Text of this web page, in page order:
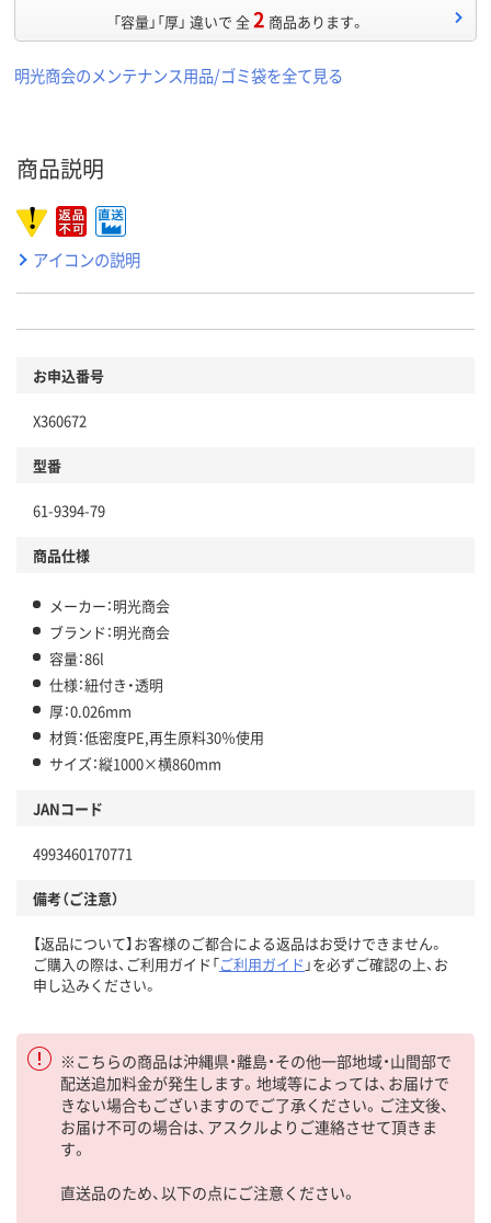
「容量」「厚」 違いで 全2 商品あります。
明光商会のメンテナンス用品/ゴミ袋を全て見る
商品説明
アイコンの説明
お申込番号
X360672
型番
61-9394-79
商品仕様
メーカー：明光商会
ブランド：明光商会
容量：86l
仕様：紐付き・透明
厚：0.026mm
材質：低密度PE,再生原料30％使用
サイズ：縦1000×横860mm
JANコード
4993460170771
備考（ご注意）
【返品について】お客様のご都合による返品はお受けできません。
ご購入の際は、ご利用ガイド「ご利用ガイド 」を必ずご確認の上、お
申し込みください。
※こちらの商品は沖縄県・離島・その他一部地域・山間部で
配送追加料金が発生します。地域等によっては、お届けで
きない場合もございますのでご了承ください。ご注文後、
お届け不可の場合は、アスクルよりご連絡させて頂きま
す。
直送品のため、以下の点にご注意ください。